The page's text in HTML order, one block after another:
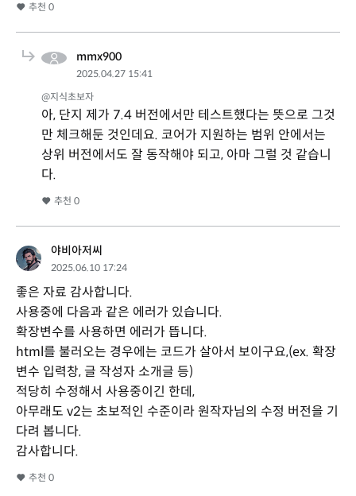
추천 0
mmx900
2025.04.27 15:41
@지식초보자
아, 단지 제가 7.4 버전에서만 테스트했다는 뜻으로 그것
만 체크해둔 것인데요. 코어가 지원하는 범위 안에서는
상위 버전에서도 잘 동작해야 되고, 아마 그럴 것 같습니
다.
추천 0
야비아저씨
2025.06.10 17:24
좋은 자료 감사합니다.
사용중에 다음과 같은 에러가 있습니다.
확장변수를 사용하면 에러가 뜹니다.
html를 불러오는 경우에는 코드가 살아서 보이구요,(ex. 확장
변수 입력창, 글 작성자 소개글 등)
적당히 수정해서 사용중이긴 한데,
아무래도 v2는 초보적인 수준이라 원작자님의 수정 버전을 기
다려 봅니다.
감사합니다.
추천 0